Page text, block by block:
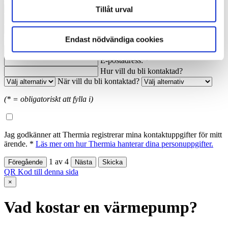
Tillåt urval
Endast nödvändiga cookies
Nuvarande årsförbrukning av energi:
Ort: *
Telefon dagtid: *
E-postadress: *
Hur vill du bli kontaktad?
När vill du bli kontaktad?
(* = obligatoriskt att fylla i)
Jag godkänner att Thermia registrerar mina kontaktuppgifter för mitt
ärende. * Läs mer om hur Thermia hanterar dina personuppgifter.
1 av 4
QR Kod till denna sida
×
Vad kostar en värmepump?